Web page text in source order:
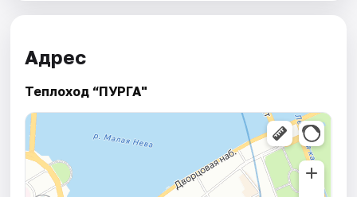
Адрес
Теплоход “ПУРГА"